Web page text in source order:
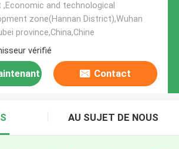
,Economic and technological
zone(Hannan District),Wuhan
province,China,Chine
vérifié
Contact
AU SUJET DE NOUS